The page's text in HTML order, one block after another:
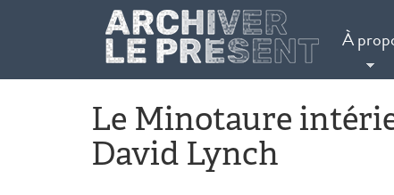
Aller au contenu principal
À
Le Minotaure
David Lynch